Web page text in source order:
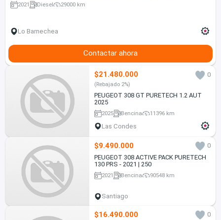
2021 Diesel 29000 km
Lo Barnechea
Contactar ahora
$21.480.000 0
(Rebajado 2%)
PEUGEOT 308 GT PURETECH 1.2 AUT
2025
2025 Bencina 11396 km
Las Condes
$9.490.000
0
PEUGEOT 308 ACTIVE PACK PURETECH
130 PRS - 2021 | 250
2021 Bencina 90548 km
Santiago
$16.490.000 0